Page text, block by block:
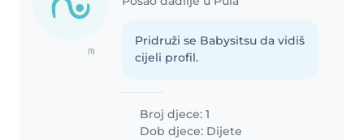
(1)
Pridruži se Babysitsu da vidiš
cijeli profil.
Broj djece: 1
Dob djece: Dijete